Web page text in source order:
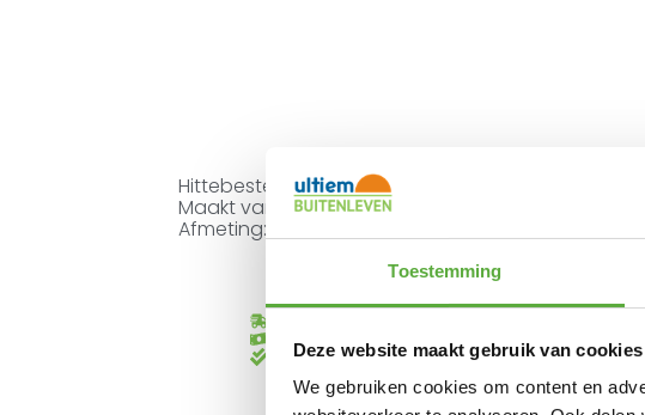
Toestemming
Deze website maakt gebruik van cookies
We gebruiken cookies om content en
Hittebestendig en waterproof tafelblad.
Maakt van krukje AL-302 een handig bijzettafeltje.
Afmeting: lengte 42cm en breedte 42cm. Gewicht
Kopersbescherming met Trusted Shops